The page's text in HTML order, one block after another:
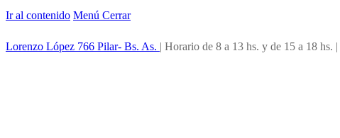
Ir al contenido Menú Cerrar
Lorenzo López 766 Pilar- Bs. As. | Horario de 8 a 13 hs. y de 15 a 18 hs. |